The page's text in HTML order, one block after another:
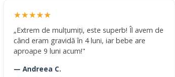
★★★★★
„Extrem de mulțumiți, este superb! Îl avem de
când eram gravidă în 4 luni, iar bebe are
aproape 9 luni acum!"
— Andreea C.